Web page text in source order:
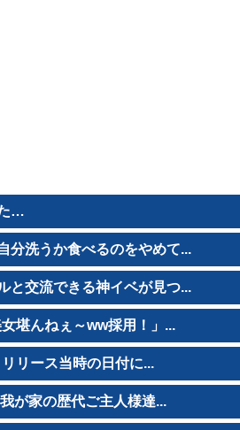
…
分洗うか食べるのをやめて...
と交流できる神イベが見つ...
堪んねぇ～ww採用！」...
リース当時の日付に...
が家の歴代ご主人様達...